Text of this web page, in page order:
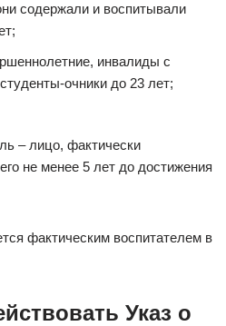
содержали и воспитывали
инвалиды с
очники до 23 лет;
– лицо, фактически
не менее 5 лет до достижения
фактическим воспитателем в
Указ о